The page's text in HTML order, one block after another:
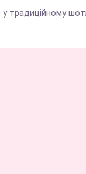
у традиційному